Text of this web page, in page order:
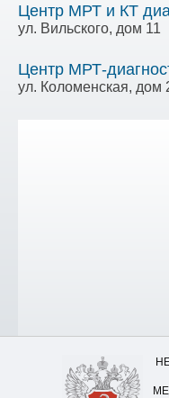
Центр МРТ и КТ
ул. Вильского, дом 11
Центр МРТ-
ул. Коломенская, дом